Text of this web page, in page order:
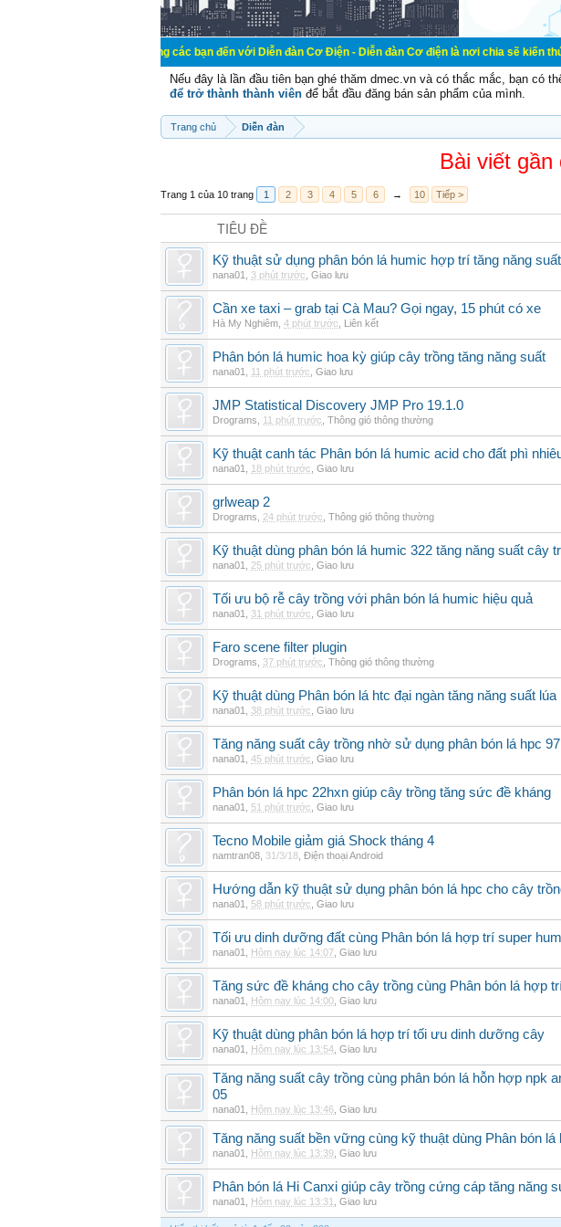
Chào mừng các bạn đến với Diễn đàn Cơ Điện - Diễn đàn Cơ điện là nơi chia sẽ kiến thức kinh
Nếu đây là lần đầu tiên bạn ghé thăm dmec.vn và có thắc mắc, bạn có
để trở thành thành viên để bắt đầu đăng bán sản phẩm của mình.
Trang chủ Diễn đàn
Bài viết gần
Trang 1 của 10 trang 1 2 3 4 5 6 → 10 Tiếp >
TIÊU ĐỀ
Kỹ thuật sử dụng phân bón lá humic hợp trí tăng năng suất
nana01 3 phút trước Giao lưu
Cần xe taxi – grab tại Cà Mau? Gọi ngay, 15 phút có xe
Hà My Nghiêm 4 phút trước Liên kết
Phân bón lá humic hoa kỳ giúp cây trồng tăng năng suất
nana01 11 phút trước Giao lưu
JMP Statistical Discovery JMP Pro 19.1.0
Drograms 11 phút trước Thông gió thông thường
Kỹ thuật canh tác Phân bón lá humic acid cho đất phì
nana01 18 phút trước Giao lưu
grlweap 2
Drograms 24 phút trước Thông gió thông thường
Kỹ thuật dùng phân bón lá humic 322 tăng năng suất cây
nana01 25 phút trước Giao lưu
Tối ưu bộ rễ cây trồng với phân bón lá humic hiệu quả
nana01 31 phút trước Giao lưu
Faro scene filter plugin
Drograms 37 phút trước Thông gió thông thường
Kỹ thuật dùng Phân bón lá htc đại ngàn tăng năng suất lúa
nana01 38 phút trước Giao lưu
Tăng năng suất cây trồng nhờ sử dụng phân bón lá hpc 97
nana01 45 phút trước Giao lưu
Phân bón lá hpc 22hxn giúp cây trồng tăng sức đề kháng
nana01 51 phút trước Giao lưu
Tecno Mobile giảm giá Shock tháng 4
namtran08 31/3/18 Điện thoại Android
Hướng dẫn kỹ thuật sử dụng phân bón lá hpc cho cây
nana01 58 phút trước Giao lưu
Tối ưu dinh dưỡng đất cùng Phân bón lá hợp trí super
nana01 Hôm nay lúc 14:07 Giao lưu
Tăng sức đề kháng cho cây trồng cùng Phân bón lá hợp
nana01 Hôm nay lúc 14:00 Giao lưu
Kỹ thuật dùng phân bón lá hợp trí tối ưu dinh dưỡng cây
nana01 Hôm nay lúc 13:54 Giao lưu
Tăng năng suất cây trồng cùng phân bón lá hỗn hợp npk
05
nana01 Hôm nay lúc 13:46 Giao lưu
Tăng năng suất bền vững cùng kỹ thuật dùng Phân bón lá
nana01 Hôm nay lúc 13:39 Giao lưu
Phân bón lá Hi Canxi giúp cây trồng cứng cáp tăng năng
nana01 Hôm nay lúc 13:31 Giao lưu